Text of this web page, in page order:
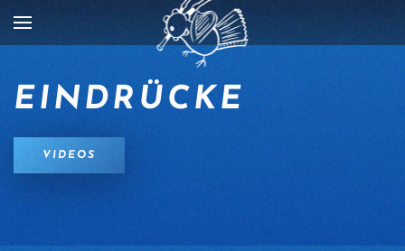
Zum Hauptinhalt springen
EINDRÜCKE
VIDEOS